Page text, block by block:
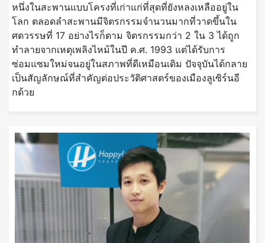
หนึ่งในสะพานแบบโครงที่เก่าแก่ที่สุดที่ยังหลงเหลืออยู่ใน
โลก ตลอดลำสะพานมีจิตรกรรมจำนวนมากที่วาดขึ้นใน
ศตวรรษที่ 17 อย่างไรก็ตาม จิตรกรรมกว่า 2 ใน 3 ได้ถูก
ทำลายจากเหตุเพลิงไหม้ในปี ค.ศ. 1993 แต่ได้รับการ
ซ่อมแซมใหม่จนอยู่ในสภาพที่ดีเหมือนเดิม ปัจจุบันได้กลาย
เป็นสัญลักษณ์ที่สำคัญต่อประวัติศาสตร์ของเมืองลูเซิร์นอี
กด้วย